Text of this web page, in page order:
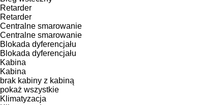
Retarder
Retarder
Centralne smarowanie
Centralne smarowanie
Blokada dyferencjału
Blokada dyferencjału
Kabina
Kabina
brak kabiny z kabiną
pokaż wszystkie
Klimatyzacja